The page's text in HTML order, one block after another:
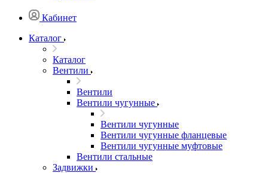
Кабинет
Каталог
Каталог
Вентили
Вентили
Вентили чугунные
Вентили чугунные
Вентили чугунные фланцевые
Вентили чугунные муфтовые
Вентили стальные
Задвижки